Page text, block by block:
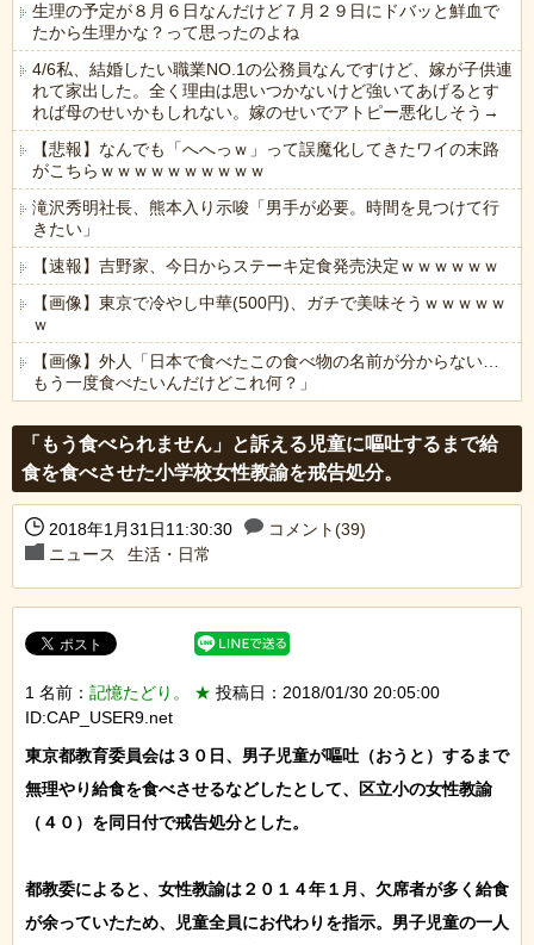
生理の予定が８月６日なんだけど７月２９日にドバッと鮮血で
たから生理かな？って思ったのよね
4/6私、結婚したい職業NO.1の公務員なんですけど、嫁が子供連
れて家出した。全く理由は思いつかないけど強いてあげるとす
れば母のせいかもしれない。嫁のせいでアトピー悪化しそう→
【悲報】なんでも「へへっｗ」って誤魔化してきたワイの末路
がこちらｗｗｗｗｗｗｗｗｗｗ
滝沢秀明社長、熊本入り示唆「男手が必要。時間を見つけて行
きたい」
【速報】吉野家、今日からステーキ定食発売決定ｗｗｗｗｗｗ
【画像】東京で冷やし中華(500円)、ガチで美味そうｗｗｗｗｗ
ｗ
【画像】外人「日本で食べたこの食べ物の名前が分からない…
もう一度食べたいんだけどこれ何？」
「もう食べられません」と訴える児童に嘔吐するまで給
食を食べさせた小学校女性教諭を戒告処分。
2018年1月31日11:30:30
コメント(39)
ニュース
生活・日常
1 名前： 記憶たどり。 ★ 投稿日：2018/01/30 20:05:00
ID:CAP_USER9.net
東京都教育委員会は３０日、男子児童が嘔吐（おうと）するまで
無理やり給食を食べさせるなどしたとして、区立小の女性教諭
（４０）を同日付で戒告処分とした。
都教委によると、女性教諭は２０１４年１月、欠席者が多く給食
が余っていたため、児童全員にお代わりを指示。男子児童の一人